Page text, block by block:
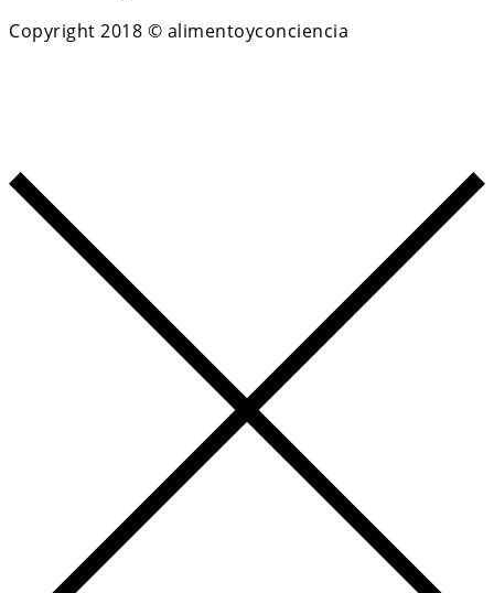
Copyright 2018 © alimentoyconciencia